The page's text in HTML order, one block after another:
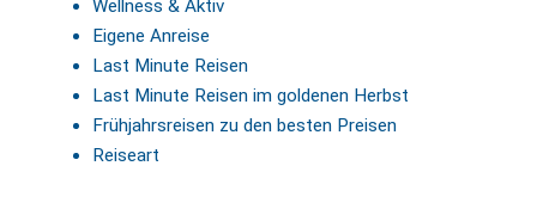
Wellness & Aktiv
Eigene Anreise
Last Minute Reisen
Last Minute Reisen im goldenen Herbst
Frühjahrsreisen zu den besten Preisen
Reiseart